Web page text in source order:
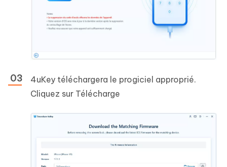
4uKey téléchargera le progiciel approprié.
Cliquez sur Télécharge